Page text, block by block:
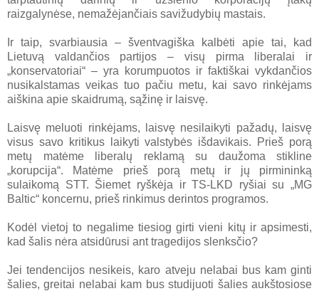
raizgalynėse, nemažėjančiais savižudybių mastais.
Ir taip, svarbiausia – šventvagiška kalbėti apie tai, kad
Lietuvą valdančios partijos – visų pirma liberalai ir
„konservatoriai“ – yra korumpuotos ir faktiškai vykdančios
nusikalstamas veikas tuo pačiu metu, kai savo rinkėjams
aiškina apie skaidrumą, sąžinę ir laisvę.
Laisvę meluoti rinkėjams, laisvę nesilaikyti pažadų, laisvę
visus savo kritikus laikyti valstybės išdavikais. Prieš porą
metų matėme liberalų reklamą su daužoma stikline
„korupcija“. Matėme prieš porą metų ir jų pirmininką
sulaikomą STT. Šiemet ryškėja ir TS-LKD ryšiai su „MG
Baltic“ koncernu, prieš rinkimus derintos programos.
Kodėl vietoj to negalime tiesiog girti vieni kitų ir apsimesti,
kad šalis nėra atsidūrusi ant tragedijos slenksčio?
Jei tendencijos nesikeis, karo atveju nelabai bus kam ginti
šalies, greitai nelabai kam bus studijuoti šalies aukštosiose